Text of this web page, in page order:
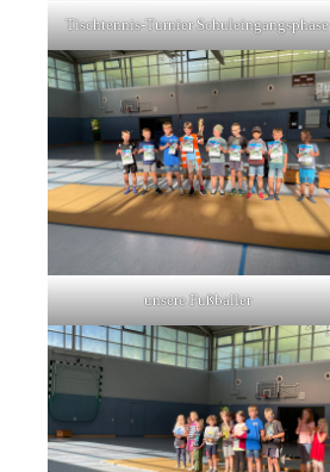
Tischtennis-Turnier Schuleingangsphase
unsere Fußballer